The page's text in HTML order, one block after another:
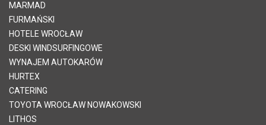
MARMAD
FURMAŃSKI
HOTELE WROCŁAW
DESKI WINDSURFINGOWE
WYNAJEM AUTOKARÓW
HURTEX
CATERING
TOYOTA WROCŁAW NOWAKOWSKI
LITHOS